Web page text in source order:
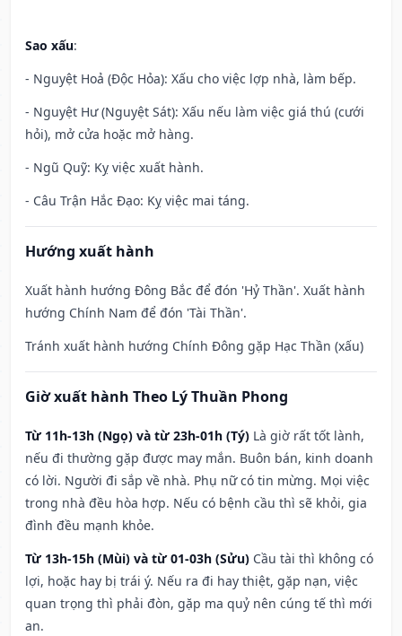
Sao xấu:
- Nguyệt Hoả (Độc Hỏa): Xấu cho việc lợp nhà, làm bếp.
- Nguyệt Hư (Nguyệt Sát): Xấu nếu làm việc giá thú (cưới
hỏi), mở cửa hoặc mở hàng.
- Ngũ Quỹ: Kỵ việc xuất hành.
- Câu Trận Hắc Đạo: Kỵ việc mai táng.
Hướng xuất hành
Xuất hành hướng Đông Bắc để đón 'Hỷ Thần'. Xuất hành
hướng Chính Nam để đón 'Tài Thần'.
Tránh xuất hành hướng Chính Đông gặp Hạc Thần (xấu)
Giờ xuất hành Theo Lý Thuần Phong
Từ 11h-13h (Ngọ) và từ 23h-01h (Tý) Là giờ rất tốt lành,
nếu đi thường gặp được may mắn. Buôn bán, kinh doanh
có lời. Người đi sắp về nhà. Phụ nữ có tin mừng. Mọi việc
trong nhà đều hòa hợp. Nếu có bệnh cầu thì sẽ khỏi, gia
đình đều mạnh khỏe.
Từ 13h-15h (Mùi) và từ 01-03h (Sửu) Cầu tài thì không có
lợi, hoặc hay bị trái ý. Nếu ra đi hay thiệt, gặp nạn, việc
quan trọng thì phải đòn, gặp ma quỷ nên cúng tế thì mới
an.